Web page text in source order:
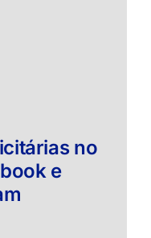
no
e